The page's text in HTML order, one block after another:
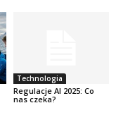
Technologia
Regulacje AI 2025: Co
nas czeka?